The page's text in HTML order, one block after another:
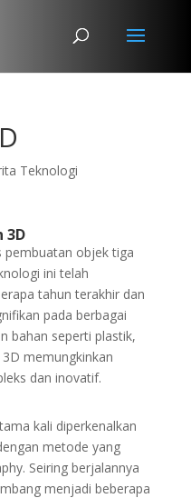
Teknologi
3D
pembuatan objek tiga
ini telah
tahun terakhir dan
pada berbagai
bahan seperti plastik,
memungkinkan
dan inovatif.
kali diperkenalkan
metode yang
Seiring berjalannya
menjadi beberapa